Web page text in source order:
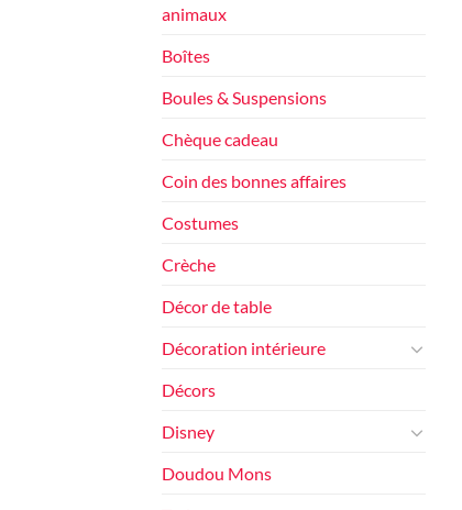
animaux
Boîtes
Boules & Suspensions
Chèque cadeau
Coin des bonnes affaires
Costumes
Crèche
Décor de table
Décoration intérieure
Décors
Disney
Doudou Mons